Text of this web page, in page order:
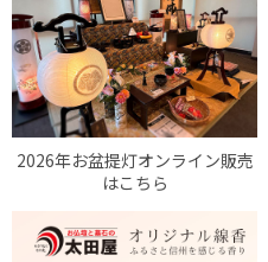
2026年お盆提灯オンライン販売
はこちら